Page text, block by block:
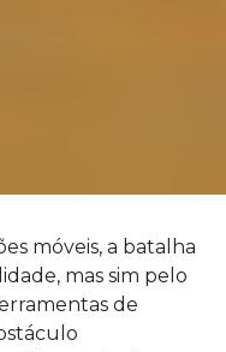
móveis, a batalha
mas sim pelo
de